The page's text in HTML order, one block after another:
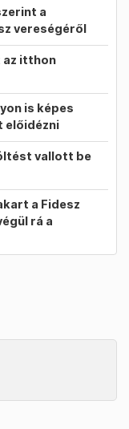
a
vereségéről
az itthon
is képes
előidézni
vallott be
a Fidesz
rá a